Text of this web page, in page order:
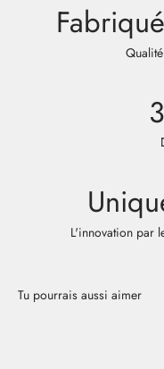
L'innovation par